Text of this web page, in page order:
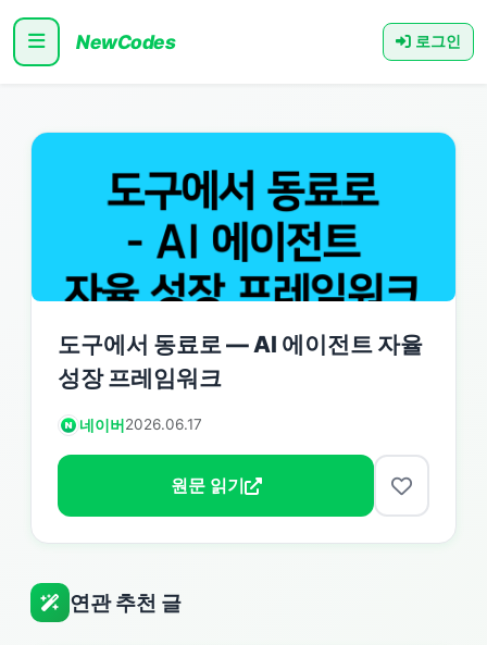
NewCodes 로그인
도구에서 동료로 — AI 에이전트 자율
성장 프레임워크
네이버2026.06.17
원문 읽기
연관 추천 글